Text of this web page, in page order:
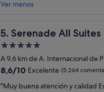
n
,
a
a
l
e
n
g
a
c
i
s
(1.003 comentarios)
O
L
C
E
R
C
D
Ver menos
5. Serenade All
Serenade All Suites -
Alojamiento
de
5.0 estrellas
A 9,6 km de A. Internacional de
8.6
10,
8,6/10 Excelente (5.264
""Muy buena atención y calidad